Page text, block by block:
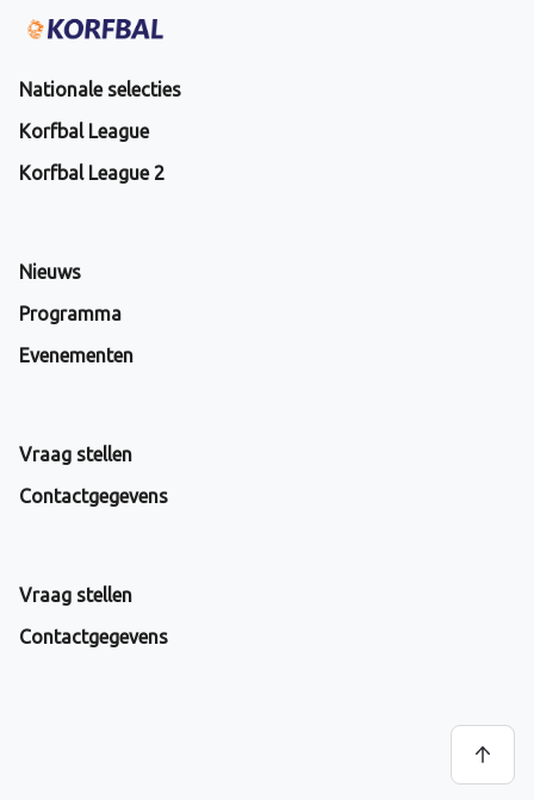
Nationale selecties
Korfbal League
Korfbal League 2
Nieuws
Programma
Evenementen
Vraag stellen
Contactgegevens
Vraag stellen
Contactgegevens